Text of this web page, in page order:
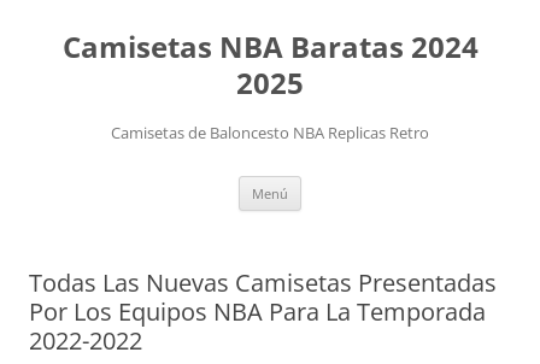
Camisetas NBA Baratas 2024
2025
Camisetas de Baloncesto NBA Replicas Retro
Menú
Todas Las Nuevas Camisetas Presentadas
Por Los Equipos NBA Para La Temporada
2022-2022